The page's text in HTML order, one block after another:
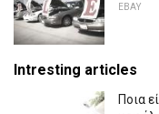
EBAY
Intresting articles
Ποια